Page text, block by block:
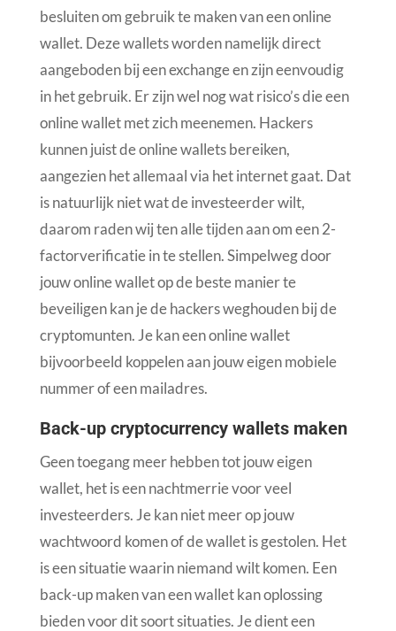
besluiten om gebruik te maken van een online
wallet. Deze wallets worden namelijk direct
aangeboden bij een exchange en zijn eenvoudig
in het gebruik. Er zijn wel nog wat risico’s die een
online wallet met zich meenemen. Hackers
kunnen juist de online wallets bereiken,
aangezien het allemaal via het internet gaat. Dat
is natuurlijk niet wat de investeerder wilt,
daarom raden wij ten alle tijden aan om een 2-
factorverificatie in te stellen. Simpelweg door
jouw online wallet op de beste manier te
beveiligen kan je de hackers weghouden bij de
cryptomunten. Je kan een online wallet
bijvoorbeeld koppelen aan jouw eigen mobiele
nummer of een mailadres.
Back-up cryptocurrency wallets maken
Geen toegang meer hebben tot jouw eigen
wallet, het is een nachtmerrie voor veel
investeerders. Je kan niet meer op jouw
wachtwoord komen of de wallet is gestolen. Het
is een situatie waarin niemand wilt komen. Een
back-up maken van een wallet kan oplossing
bieden voor dit soort situaties. Je dient een